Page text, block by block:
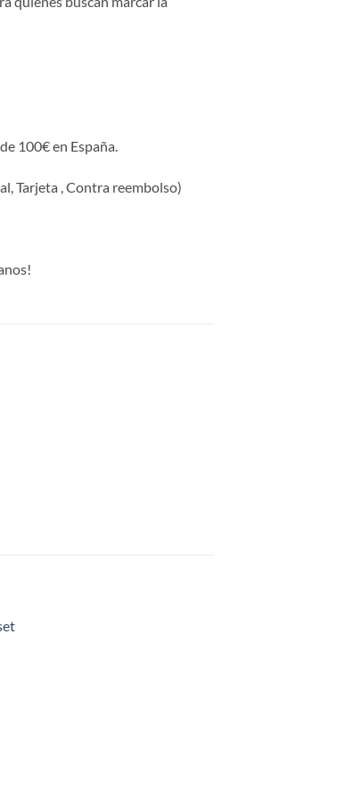
100€ en España.
Tarjeta , Contra reembolso)